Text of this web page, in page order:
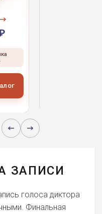
ЗАПИСИ
голоса диктора
Финальная